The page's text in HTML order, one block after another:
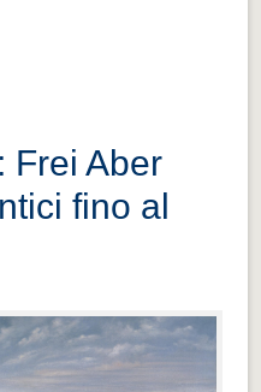
Frei Aber
fino al